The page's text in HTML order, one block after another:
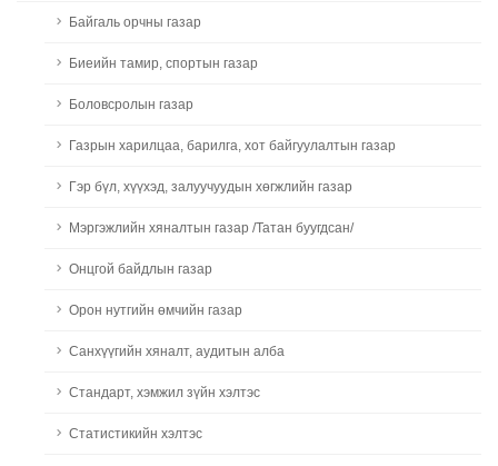
Байгаль орчны газар
Биеийн тамир, спортын газар
Боловсролын газар
Газрын харилцаа, барилга, хот байгуулалтын газар
Гэр бүл, хүүхэд, залуучуудын хөгжлийн газар
Мэргэжлийн хяналтын газар /Татан буугдсан/
Онцгой байдлын газар
Орон нутгийн өмчийн газар
Санхүүгийн хяналт, аудитын алба
Стандарт, хэмжил зүйн хэлтэс
Статистикийн хэлтэс